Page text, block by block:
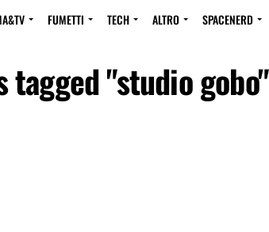
FUMETTI TECH ALTRO SPACENERD
tagged "studio gobo"